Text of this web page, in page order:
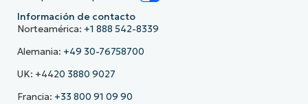
Información de contacto
Norteamérica: +1 888 542-8339
Alemania: +49 30-76758700
UK: +4420 3880 9027
Francia: +33 800 91 09 90